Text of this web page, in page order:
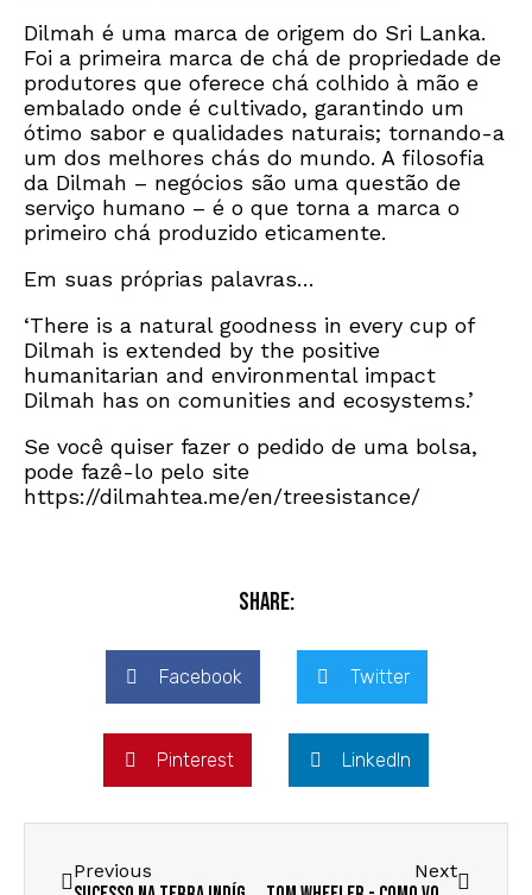
Dilmah é uma marca de origem do Sri Lanka.
Foi a primeira marca de chá de propriedade de
produtores que oferece chá colhido à mão e
embalado onde é cultivado, garantindo um
ótimo sabor e qualidades naturais; tornando-a
um dos melhores chás do mundo. A filosofia
da Dilmah – negócios são uma questão de
serviço humano – é o que torna a marca o
primeiro chá produzido eticamente.
Em suas próprias palavras…
‘There is a natural goodness in every cup of
Dilmah is extended by the positive
humanitarian and environmental impact
Dilmah has on comunities and ecosystems.’
Se você quiser fazer o pedido de uma bolsa,
pode fazê-lo pelo site
https://dilmahtea.me/en/treesistance/
Share:
Facebook Twitter
Pinterest LinkedIn
Previous Next